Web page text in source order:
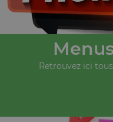
Retrouvez ici